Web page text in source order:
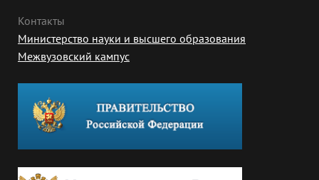
Контакты
Министерство науки и высшего образования
Межвузовский кампус